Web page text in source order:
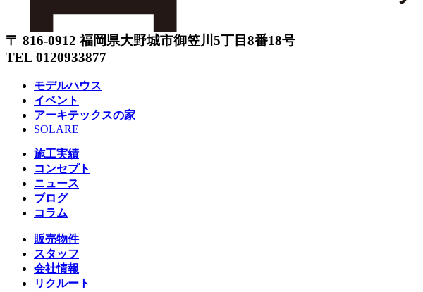
〒 816-0912 福岡県大野城市御笠川5丁目8番18号
TEL 0120933877
モデルハウス
イベント
アーキテックスの家
SOLARE
施工実績
コンセプト
ニュース
ブログ
コラム
販売物件
スタッフ
会社情報
リクルート